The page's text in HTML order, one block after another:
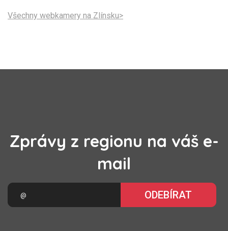
Všechny webkamery na Zlínsku>
Zprávy z regionu na váš e-
mail
ODEBÍRAT